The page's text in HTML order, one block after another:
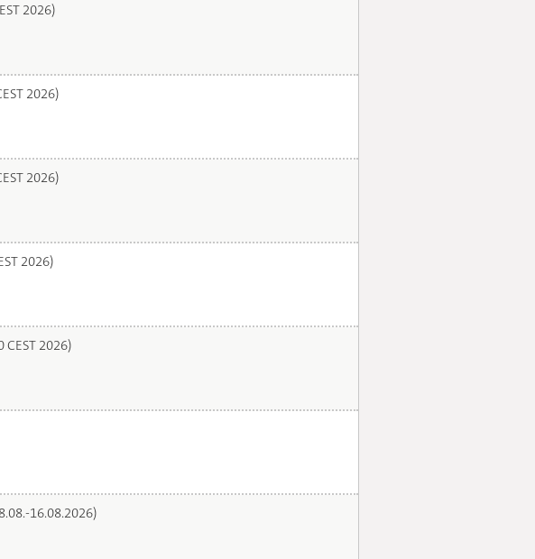
2026)
2026)
2026)
2026)
2026)
16.08.2026)